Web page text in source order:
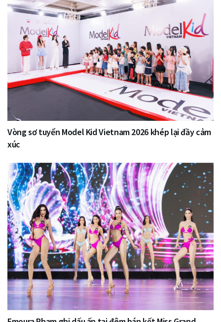
Vòng sơ tuyển Model Kid Vietnam 2026 khép lại đầy cảm
xúc